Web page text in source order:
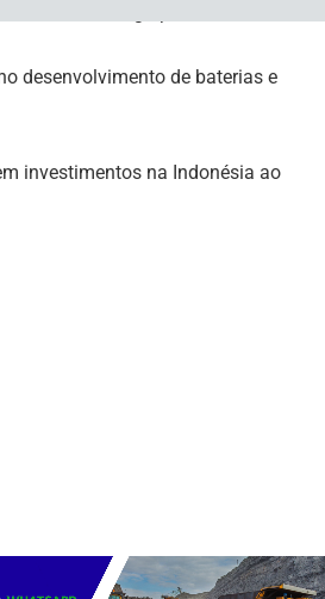
a longo prazo.”
desenvolvimento de baterias e
investimentos na Indonésia ao